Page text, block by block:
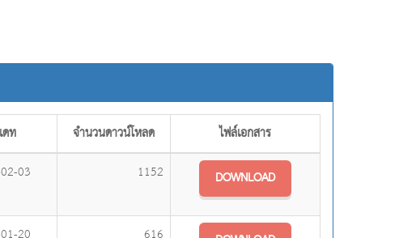
ท จำนวนดาวน์โหลด
ไฟล์เอกสาร
03 1152 DOWNLOAD